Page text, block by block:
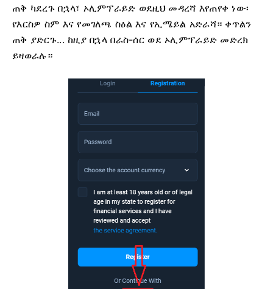
ጠቅ ካደረጉ በኋላ፣ ኦሊምፕራይድ ወደዚህ መዳረሻ እየጠየቀ ነው፡
የእርስዎ ስም እና የመገለጫ ስዕል እና የኢሜይል አድራሻ። ቀጥልን
ጠቅ ያድርጉ... ከዚያ በኋላ በራስ-ሰር ወደ ኦሊምፕራይድ መድረክ
ይዛወራሉ።